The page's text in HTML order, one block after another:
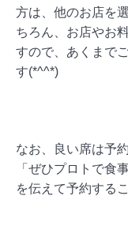
方は、他のお店を
ちろん、お店やお
すので、あくまで
す(*^^*)
なお、良い席は予
「ぜひプロトで食
を伝えて予約する